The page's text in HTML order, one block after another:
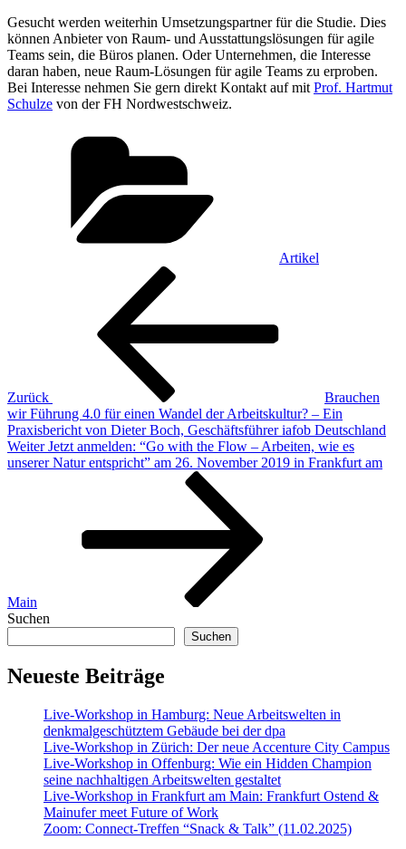
Gesucht werden weiterhin Umsetzungspartner für die Studie. Dies
können Anbieter von Raum- und Ausstattungslösungen für agile
Teams sein, die Büros planen. Oder Unternehmen, die Interesse
daran haben, neue Raum-Lösungen für agile Teams zu erproben.
Bei Interesse nehmen Sie gern direkt Kontakt auf mit Prof. Hartmut
Schulze von der FH Nordwestschweiz.
Artikel
Beitragsnavigation
Zurück
Brauchen
wir Führung 4.0 für einen Wandel der Arbeitskultur? – Ein
Praxisbericht von Dieter Boch, Geschäftsführer iafob Deutschland
Nächster
Beitrag
Weiter Jetzt anmelden: “Go with the Flow – Arbeiten, wie es
unserer Natur entspricht” am 26. November 2019 in Frankfurt am
Main
Suchen
Suchen
Neueste Beiträge
Live-Workshop in Hamburg: Neue Arbeitswelten in
denkmalgeschütztem Gebäude bei der dpa
Live-Workshop in Zürich: Der neue Accenture City Campus
Live-Workshop in Offenburg: Wie ein Hidden Champion
seine nachhaltigen Arbeitswelten gestaltet
Live-Workshop in Frankfurt am Main: Frankfurt Ostend &
Mainufer meet Future of Work
Zoom: Connect-Treffen “Snack & Talk” (11.02.2025)